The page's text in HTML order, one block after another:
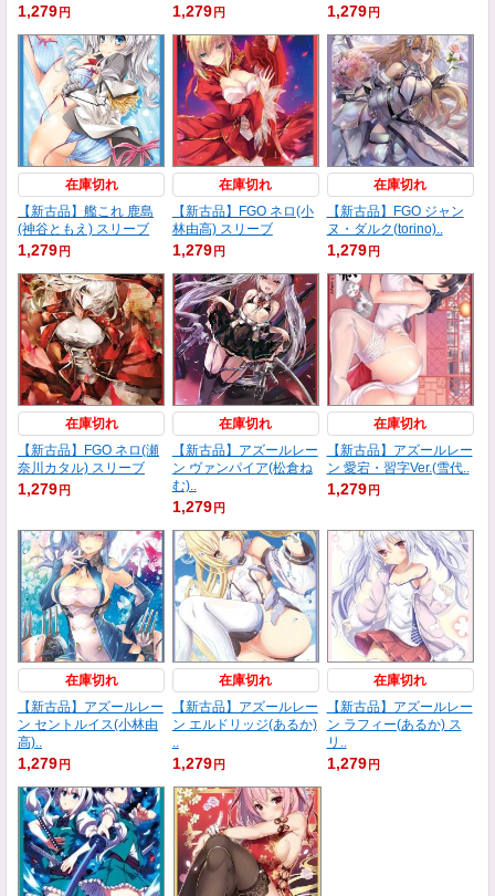
1,279 円 1,279 円 1,279 円
在庫切れ
【新古品】艦これ 鹿島
(神谷ともえ) スリーブ
1,279 円
在庫切れ
【新古品】FGO ネロ(小
林由高) スリーブ
1,279 円
在庫切れ
【新古品】FGO ジャン
ヌ・ダルク(torino)..
1,279 円
在庫切れ
【新古品】FGO ネロ(瀬
奈川カタル) スリーブ
1,279 円
在庫切れ
【新古品】アズールレー
ン ヴァンパイア(松倉ね
む)..
1,279 円
在庫切れ
【新古品】アズールレー
ン 愛宕・習字Ver.(雪代..
1,279 円
在庫切れ
【新古品】アズールレー
ン セントルイス(小林由
高)..
1,279 円
在庫切れ
【新古品】アズールレー
ン エルドリッジ(あるか)
..
1,279 円
在庫切れ
【新古品】アズールレー
ン ラフィー(あるか) ス
リ..
1,279 円